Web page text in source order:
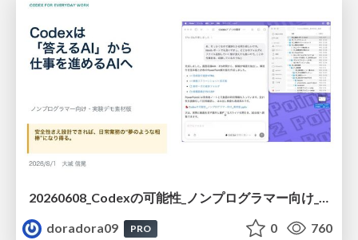
20260608_Codexの可能性_ノンプログラマー向け_大城追記
doradora09
PRO 0 760